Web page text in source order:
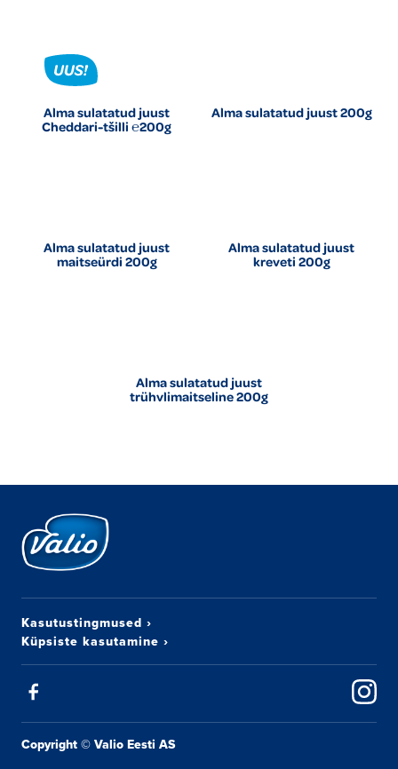
Alma sulatatud juust
Cheddari-tšilli ℮200g
Alma sulatatud juust 200g
Alma sulatatud juust
maitseürdi 200g
Alma sulatatud juust
kreveti 200g
Alma sulatatud juust
trühvlimaitseline 200g
Kasutustingmused ›
Küpsiste kasutamine ›
Copyright © Valio Eesti AS